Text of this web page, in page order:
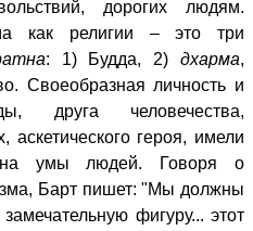
дорогих людям.
как религии – это три
: 1) Будда, 2)дхарма,
Своеобразная личность и
друга человечества,
аскетического героя, имели
на умы людей. Говоря о
Барт пишет: "Мы должны
фигуру... этот